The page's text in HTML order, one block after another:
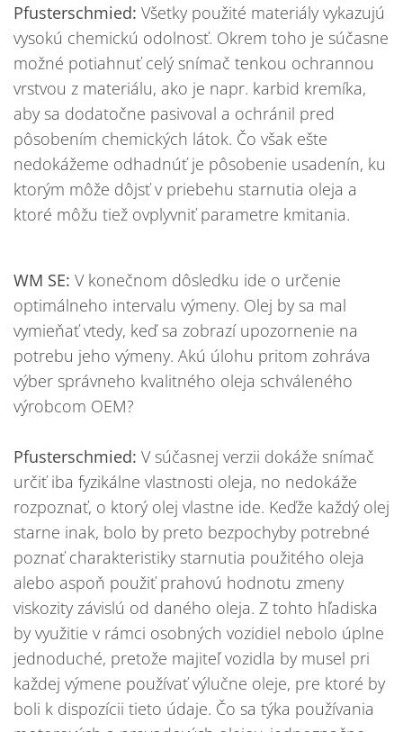
Pfusterschmied: Všetky použité materiály vykazujú
vysokú chemickú odolnosť. Okrem toho je súčasne
možné potiahnuť celý snímač tenkou ochrannou
vrstvou z materiálu, ako je napr. karbid kremíka,
aby sa dodatočne pasivoval a ochránil pred
pôsobením chemických látok. Čo však ešte
nedokážeme odhadnúť je pôsobenie usadenín, ku
ktorým môže dôjsť v priebehu starnutia oleja a
ktoré môžu tiež ovplyvniť parametre kmitania.
WM SE: V konečnom dôsledku ide o určenie
optimálneho intervalu výmeny. Olej by sa mal
vymieňať vtedy, keď sa zobrazí upozornenie na
potrebu jeho výmeny. Akú úlohu pritom zohráva
výber správneho kvalitného oleja schváleného
výrobcom OEM?
Pfusterschmied: V súčasnej verzii dokáže snímač
určiť iba fyzikálne vlastnosti oleja, no nedokáže
rozpoznať, o ktorý olej vlastne ide. Keďže každý olej
starne inak, bolo by preto bezpochyby potrebné
poznať charakteristiky starnutia použitého oleja
alebo aspoň použiť prahovú hodnotu zmeny
viskozity závislú od daného oleja. Z tohto hľadiska
by využitie v rámci osobných vozidiel nebolo úplne
jednoduché, pretože majiteľ vozidla by musel pri
každej výmene používať výlučne oleje, pre ktoré by
boli k dispozícii tieto údaje. Čo sa týka používania